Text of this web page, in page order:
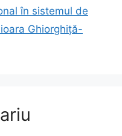
în sistemul de
Ghiorghiţă-